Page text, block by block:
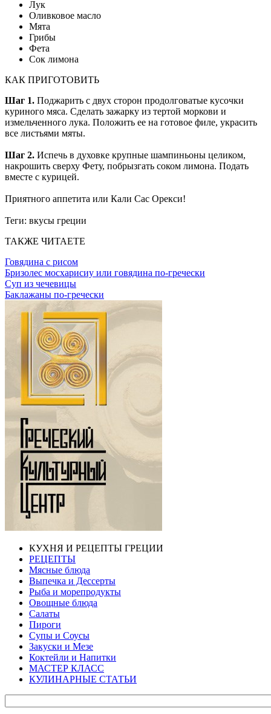
Лук
Оливковое масло
Мята
Грибы
Фета
Сок лимона
КАК ПРИГОТОВИТЬ
Шаг 1. Поджарить с двух сторон продолговатые кусочки
куриного мяса. Сделать зажарку из тертой моркови и
измельченного лука. Положить ее на готовое филе, украсить
все листьями мяты.
Шаг 2. Испечь в духовке крупные шампиньоны целиком,
накрошить сверху Фету, побрызгать соком лимона. Подать
вместе с курицей.
Приятного аппетита или Кали Сас Орекси!
Теги: вкусы греции
ТАКЖЕ ЧИТАЕТЕ
Говядина с рисом
Бризолес мосхарисиу или говядина по-гречески
Суп из чечевицы
Баклажаны по-гречески
КУХНЯ И РЕЦЕПТЫ ГРЕЦИИ
РЕЦЕПТЫ
Мясные блюда
Выпечка и Дессерты
Рыба и морепродукты
Овощные блюда
Салаты
Пироги
Супы и Соусы
Закуски и Мезе
Коктейли и Напитки
МАСТЕР КЛАСС
КУЛИНАРНЫЕ СТАТЬИ